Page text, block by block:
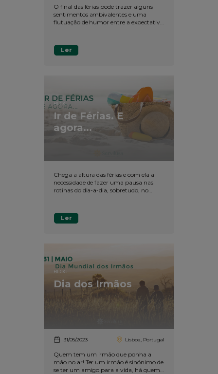
O final das férias pode trazer alguns
sentimentos ambivalentes e uma
flutuação de humor entre a expectativa
também, ser uma ótima oportunidade
para retomar à vida ativa com ânimo,
Ler
BLOG
Ir de Férias. E
agora...
Chega a altura das férias e com ela a
necessidade de fazer uma pausa nas
rotinas do dia-a-dia, sobretudo, no
Ler
BLOG
Dia dos Irmãos
31/05/2023 Lisboa, Portugal
Quem tem um irmão que ponha a
mão no ar! Ter um irmão é sinónimo de
se ter um amigo para a vida, há quem